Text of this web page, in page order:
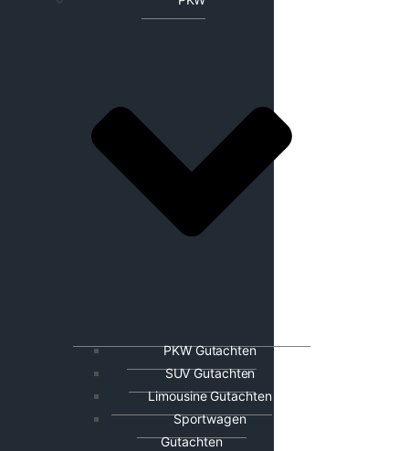
PKW Gutachten
SUV Gutachten
Limousine Gutachten
Sportwagen
Gutachten